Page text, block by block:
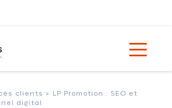
clients > LP Promotion : SEO et
digital